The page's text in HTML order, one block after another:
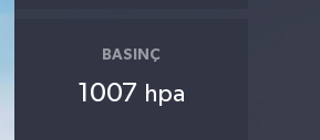
BASINÇ
1007 hpa